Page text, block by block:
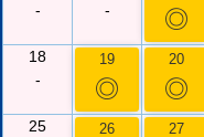
-
-
◎
18
-
19
◎
20
◎
25
26 27